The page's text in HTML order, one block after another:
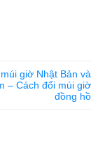
giờ Nhật Bản và
– Cách đổi múi giờ
đồng hồ